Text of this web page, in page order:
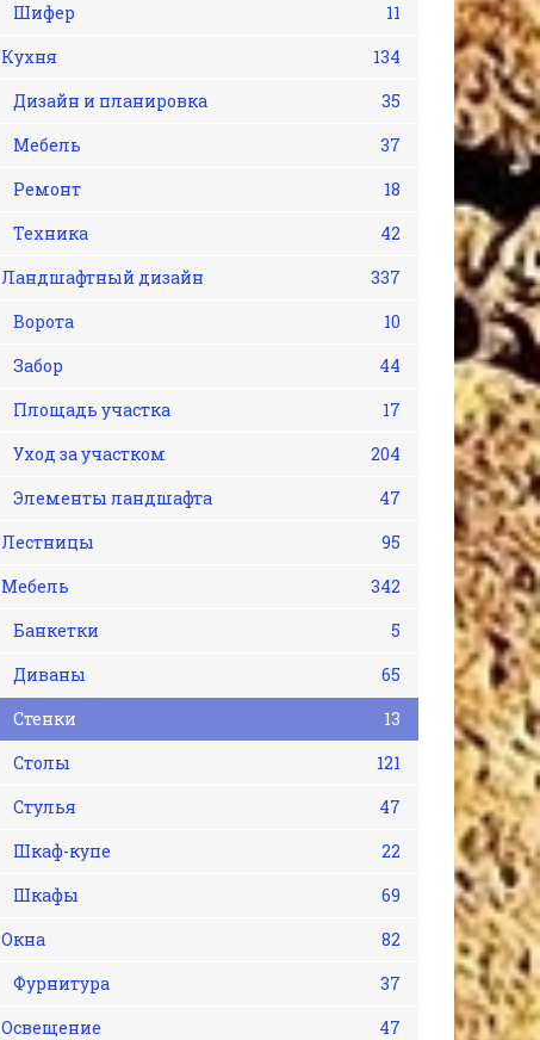
Шифер
11
Кухня
134
Дизайн и планировка
35
Мебель
37
Ремонт
18
Техника
42
Ландшафтный дизайн
337
Ворота
10
Забор
44
Площадь участка
17
Уход за участком
204
Элементы ландшафта
47
Лестницы
95
Мебель
342
Банкетки
5
Диваны
65
Стенки
13
Столы
121
Стулья
47
Шкаф-купе
22
Шкафы
69
Окна
82
Фурнитура
37
Освещение
47